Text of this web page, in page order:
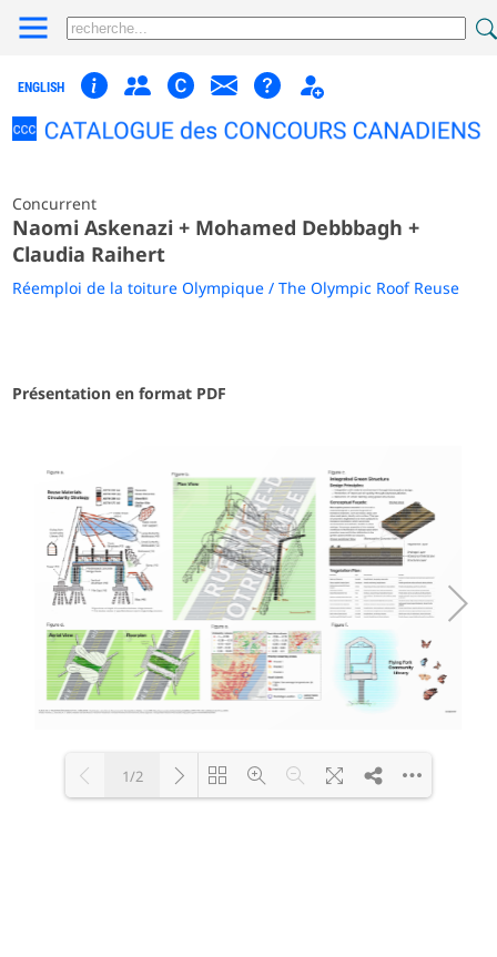
ENGLISH
Concurrent
Naomi Askenazi + Mohamed Debbbagh +
Claudia Raihert
Réemploi de la toiture Olympique / The Olympic Roof Reuse
Présentation en format PDF
1/2